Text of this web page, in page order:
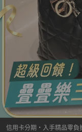
信用卡分期・入手精品零負